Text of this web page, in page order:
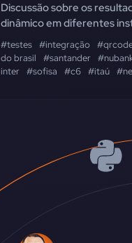
Discussão sobre os
dinâmico em diferentes
#testes #integração
do brasil
#santander
inter
#sofisa #c6 #itaú